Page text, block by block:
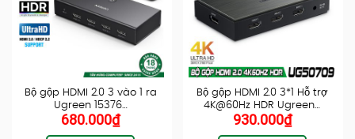
Bộ gộp HDMI 2.0 3 vào 1 ra
Ugreen 15376…
680.000₫
Bộ gộp HDMI 2.0 3*1 Hỗ trợ
4K@60Hz HDR Ugreen…
930.000₫